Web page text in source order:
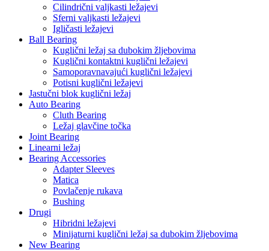
Cilindrični valjkasti ležajevi
Sferni valjkasti ležajevi
Igličasti ležajevi
Ball Bearing
Kuglični ležaj sa dubokim žljebovima
Kuglični kontaktni kuglični ležajevi
Samoporavnavajući kuglični ležajevi
Potisni kuglični ležajevi
Jastučni blok kuglični ležaj
Auto Bearing
Cluth Bearing
Ležaj glavčine točka
Joint Bearing
Linearni ležaj
Bearing Accessories
Adapter Sleeves
Matica
Povlačenje rukava
Bushing
Drugi
Hibridni ležajevi
Minijaturni kuglični ležaj sa dubokim žljebovima
New Bearing